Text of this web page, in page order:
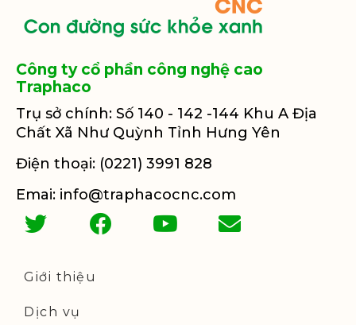
Công ty cổ phần công nghệ cao
Traphaco
Trụ sở chính: Số 140 - 142 -144 Khu A Địa
Chất Xã Như Quỳnh Tỉnh Hưng Yên
Điện thoại: (0221) 3991 828
Emai: info@traphacocnc.com
Giới thiệu
Dịch vụ